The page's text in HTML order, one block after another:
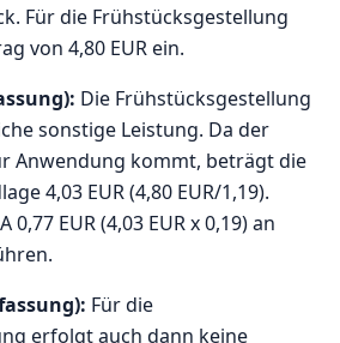
Für die Frühstücksgestellung
von 4,80 EUR ein.
Die Frühstücksgestellung
sonstige Leistung. Da der
Anwendung kommt, beträgt die
4,03 EUR (4,80 EUR/1,19).
EUR (4,03 EUR x 0,19) an
Für die
erfolgt auch dann keine